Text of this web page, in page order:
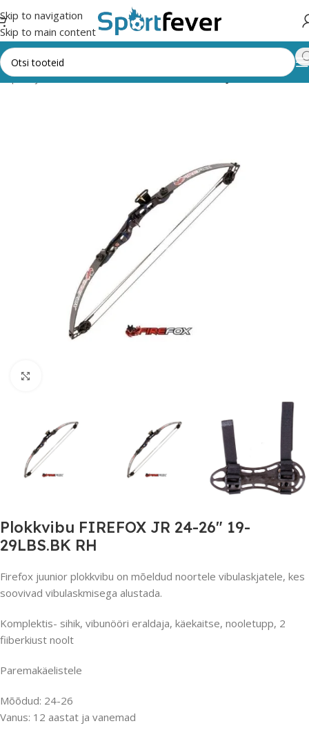
Skip to navigation
Skip to main content
ja rakulkad VIBUD, AMMUD, RAKULKAD JA PUHKPÜSSID
Plokkvibu FIREFOX JR 24-26″ 19-
29LBS.BK RH
Firefox juunior plokkvibu on mõeldud noortele vibulaskjatele, kes
soovivad vibulaskmisega alustada.
Komplektis- sihik, vibunööri eraldaja, käekaitse, nooletupp, 2
fiiberkiust noolt
Paremakäelistele
Mõõdud: 24-26
Vanus: 12 aastat ja vanemad